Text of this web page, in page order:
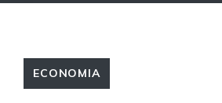
ECONOMIA